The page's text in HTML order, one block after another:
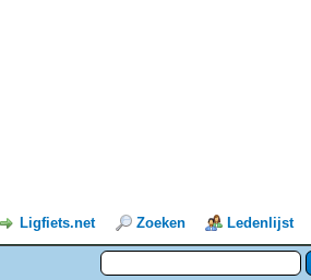
Ligfiets.net Zoeken Ledenlijst